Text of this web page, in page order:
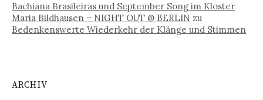
Bachiana Brasileiras und September Song im Kloster
Maria Bildhausen – NIGHT OUT @ BERLIN zu
Bedenkenswerte Wiederkehr der Klänge und Stimmen
ARCHIV